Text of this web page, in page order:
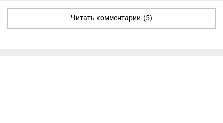
Читать комментарии (5)